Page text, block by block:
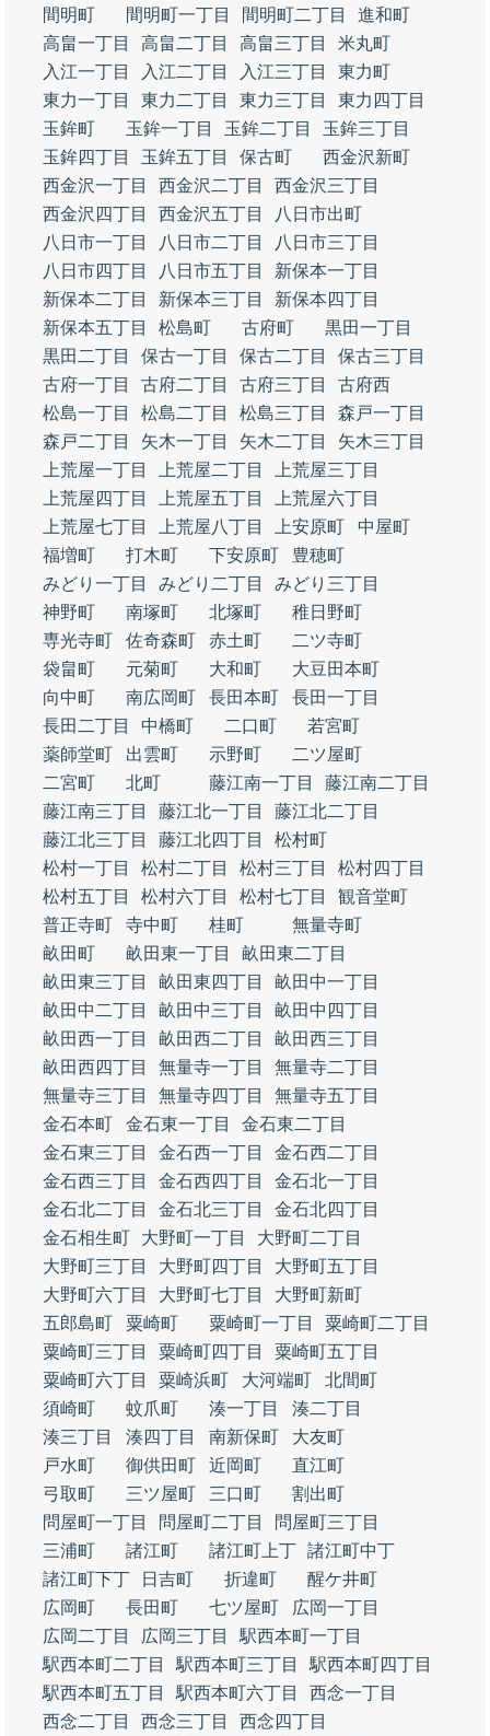
間明町 間明町一丁目 間明町二丁目
進和町
高畠一丁目
高畠二丁目 高畠三丁目
米丸町
入江一丁目
入江二丁目 入江三丁目
東力町
東力一丁目
東力二丁目 東力三丁目
東力四丁目
玉鉾町
玉鉾一丁目 玉鉾二丁目
玉鉾三丁目
玉鉾四丁目
玉鉾五丁目 保古町
西金沢新町
西金沢一丁目
西金沢二丁目
西金沢三丁目
西金沢四丁目
西金沢五丁目
八日市出町
八日市一丁目
八日市二丁目
八日市三丁目
八日市四丁目
八日市五丁目
新保本一丁目
新保本二丁目
新保本三丁目
新保本四丁目
新保本五丁目
松島町 古府町
黒田一丁目
黒田二丁目
保古一丁目 保古二丁目
保古三丁目
古府一丁目
古府二丁目 古府三丁目
古府西
松島一丁目
松島二丁目 松島三丁目
森戸一丁目
森戸二丁目
矢木一丁目 矢木二丁目
矢木三丁目
上荒屋一丁目
上荒屋二丁目
上荒屋三丁目
上荒屋四丁目
上荒屋五丁目
上荒屋六丁目
上荒屋七丁目
上荒屋八丁目 上安原町
中屋町
福増町
打木町 下安原町
豊穂町
みどり一丁目
みどり二丁目
みどり三丁目
神野町
南塚町 北塚町
稚日野町
専光寺町
佐奇森町 赤土町
二ツ寺町
袋畠町
元菊町 大和町
大豆田本町
向中町
南広岡町 長田本町
長田一丁目
長田二丁目
中橋町 二口町
若宮町
薬師堂町
出雲町 示野町
二ツ屋町
二宮町
北町 藤江南一丁目
藤江南二丁目
藤江南三丁目
藤江北一丁目
藤江北二丁目
藤江北三丁目
藤江北四丁目
松村町
松村一丁目
松村二丁目 松村三丁目
松村四丁目
松村五丁目
松村六丁目 松村七丁目
観音堂町
普正寺町
寺中町 桂町
無量寺町
畝田町
畝田東一丁目
畝田東二丁目
畝田東三丁目
畝田東四丁目
畝田中一丁目
畝田中二丁目
畝田中三丁目
畝田中四丁目
畝田西一丁目
畝田西二丁目
畝田西三丁目
畝田西四丁目
無量寺一丁目
無量寺二丁目
無量寺三丁目
無量寺四丁目
無量寺五丁目
金石本町
金石東一丁目
金石東二丁目
金石東三丁目
金石西一丁目
金石西二丁目
金石西三丁目
金石西四丁目
金石北一丁目
金石北二丁目
金石北三丁目
金石北四丁目
金石相生町
大野町一丁目
大野町二丁目
大野町三丁目
大野町四丁目
大野町五丁目
大野町六丁目
大野町七丁目
大野町新町
五郎島町
粟崎町 粟崎町一丁目
粟崎町二丁目
粟崎町三丁目
粟崎町四丁目
粟崎町五丁目
粟崎町六丁目
粟崎浜町 大河端町
北間町
須崎町
蚊爪町 湊一丁目
湊二丁目
湊三丁目
湊四丁目 南新保町
大友町
戸水町
御供田町 近岡町
直江町
弓取町
三ツ屋町 三口町
割出町
問屋町一丁目
問屋町二丁目
問屋町三丁目
三浦町
諸江町 諸江町上丁 諸江町中丁
諸江町下丁
日吉町 折違町
醒ケ井町
広岡町
長田町 七ツ屋町
広岡一丁目
広岡二丁目
広岡三丁目
駅西本町一丁目
駅西本町二丁目
駅西本町三丁目
駅西本町四丁目
駅西本町五丁目
駅西本町六丁目
西念一丁目
西念二丁目
西念三丁目
西念四丁目